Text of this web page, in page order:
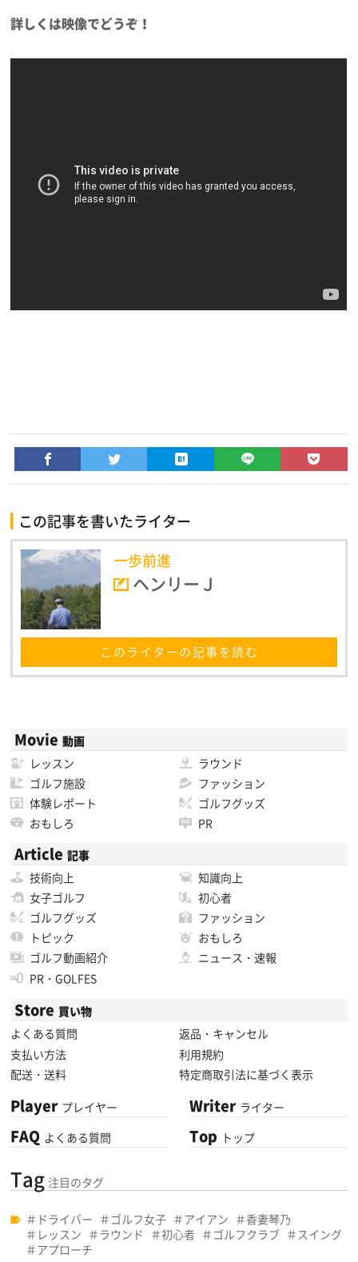
詳しくは映像でどうぞ！
この記事を書いたライター
一歩前進
ヘンリーＪ
このライターの記事を読む
Movie 動画
レッスン
ラウンド
ゴルフ施設
ファッション
体験レポート
ゴルフグッズ
おもしろ
PR
Article 記事
技術向上
知識向上
女子ゴルフ
初心者
ゴルフグッズ
ファッション
トピック
おもしろ
ゴルフ動画紹介
ニュース・速報
PR・GOLFES
Store 買い物
よくある質問
返品・キャンセル
支払い方法
利用規約
配送・送料
特定商取引法に基づく表示
Player プレイヤー
FAQ よくある質問
Writer ライター
Top トップ
Tag 注目のタグ
ドライバー ゴルフ女子 アイアン
香妻琴乃
レッスン
ラウンド 初心者 ゴルフクラブ
スイング
アプローチ